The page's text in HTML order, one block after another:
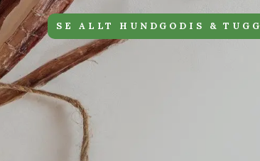
SE ALLT HUNDGODIS & TUGG